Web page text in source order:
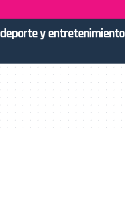
deporte y entretenimiento